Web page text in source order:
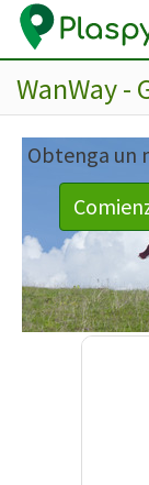
WanWay -
Obtenga un